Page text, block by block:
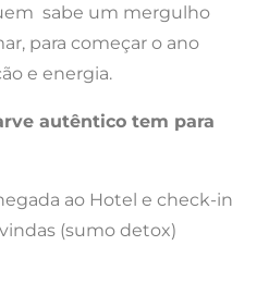
sabe um mergulho
para começar o ano
e energia.
autêntico tem para
ao Hotel e check-in
(sumo detox)